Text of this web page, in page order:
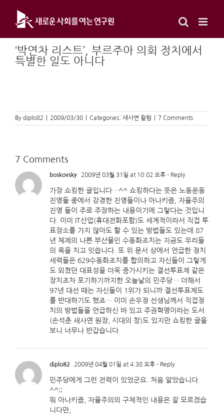
content
‘박연차 리스트’, 부르주아 의회 정치에서
특별한 일도 아니다
By diplo82 2009/03/30 Categories: 새사연 칼럼 7 Comments
7 Comments
boskovsky 2009년 03월 31일 at 10:02 오후 - Reply
가장 쇼킹한 글입니다…^^ 쇼킹하다는 뜻은 노동운동
진영들 중에서 강경한 진영들이나 아나키즘, 자율주의
진영 들이 주로 주장하는 내용이기에 그렇다는 것입니
다. 이미 IT산업(휴대전화포함)도 세계적이라서 직접 투
표장소를 가지 않아도 할 수 있는 방법들도 있는데 87
년 체제의 나쁜 부산물인 수동화조치는 지금도 우리들
의 목을 치고 잇씁니다. 또 위 문서 상에서 언급한 정치
세력들은 629수동화조치를 합의하고 자신들이 그렇게
도 외쳤던 대표성을 더욱 증가시키는 결선투표제 같은
장치조차 포기하기까지한 오늘날의 민주당… 더해서
97년 대선 때는 자신들이 1위가 되니까 결선투표제도
를 반대하기도 했죠… 이미 손우정 선생님께서 직접정
치의 방법들을 언급하신 바 있고 주권혁명이라는 도서
(손석춘 새사연 원장, 시대의 창)도 있지만 쇼킹한 글을
보니 너무나 반갑습니다.
diplo82 2009년 04월 01일 at 4:38 오후 - Reply
민주당에게 그런 전력이 있었군요. 처음 알았습니다.
^^;;
뭐 아나키즘, 자율주의의 구체적인 내용은 잘 모르겠습
니다만,